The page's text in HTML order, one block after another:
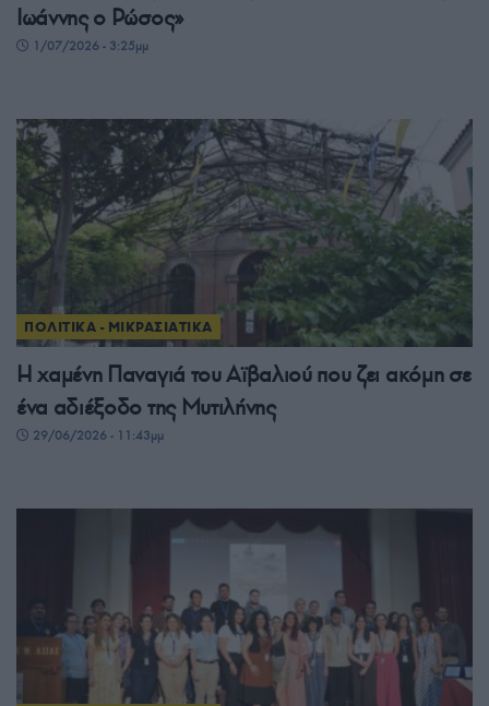
Ιωάννης ο Ρώσος»
1/07/2026 - 3:25μμ
ΠΟΛΙΤΙΚΑ - ΜΙΚΡΑΣΙΑΤΙΚΑ
Η χαμένη Παναγιά του Αϊβαλιού που ζει ακόμη σε
ένα αδιέξοδο της Μυτιλήνης
29/06/2026 - 11:43μμ